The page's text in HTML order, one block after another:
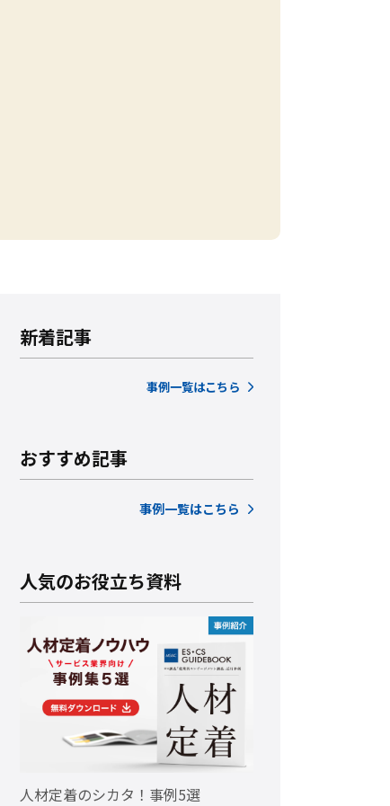
新着記事
事例一覧はこちら
おすすめ記事
事例一覧はこちら
人気のお役立ち資料
人材定着のシカタ！事例5選